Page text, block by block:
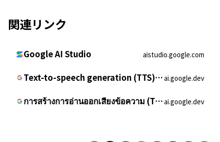
関連リンク
Google AI Studio aistudio.google.com
Text-to-speech generation (TTS) | Gemini API | Google AI for Developersai.google.dev
การสร้างการอ่านออกเสียงข้อความ (TTS) | Gemini API | Google AI for Developersai.google.dev